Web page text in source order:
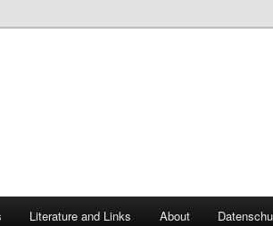
Literature and Links About